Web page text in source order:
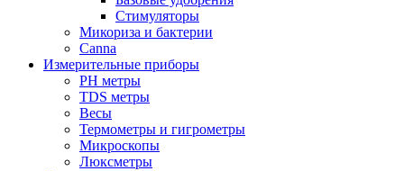
Стимуляторы
Микориза и бактерии
Canna
Измерительные приборы
PH метры
TDS метры
Весы
Термометры и гигрометры
Микроскопы
Люксметры